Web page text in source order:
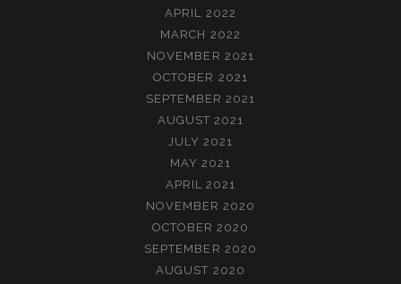
APRIL 2022
MARCH 2022
NOVEMBER 2021
OCTOBER 2021
SEPTEMBER 2021
AUGUST 2021
JULY 2021
MAY 2021
APRIL 2021
NOVEMBER 2020
OCTOBER 2020
SEPTEMBER 2020
AUGUST 2020